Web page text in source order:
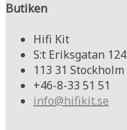
Butiken
Hifi Kit
S:t Eriksgatan 124
113 31 Stockholm
+46-8-33 51 51
info@hifikit.se